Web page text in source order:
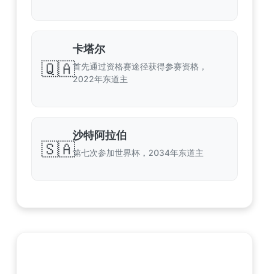
🇶🇦
卡塔尔
首先通过资格赛途径获得参赛资格，
2022年东道主
🇸🇦
沙特阿拉伯
第七次参加世界杯，2034年东道主